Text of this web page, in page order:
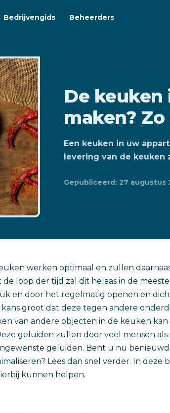
Bedrijvengids Beheerders
De
maken?
Een keuken in uw
levering van de keuken
Gepubliceerd: 27 augustus
werken optimaal en zullen
loop der tijd zal dit helaas in de
en door het regelmatig openen en
kans groot dat deze tegen andere
van andere objecten in de keuken
geluiden zullen door veel mensen
geluiden. Bent u nu
Lees dan snel verder. In deze
kunnen helpen.